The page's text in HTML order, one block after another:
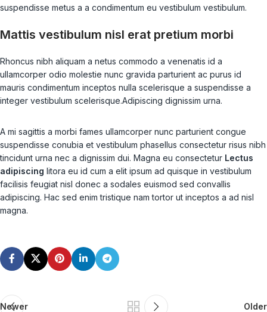
suspendisse metus a a condimentum eu vestibulum vestibulum.
Mattis vestibulum nisl erat pretium morbi
Rhoncus nibh aliquam a netus commodo a venenatis id a
ullamcorper odio molestie nunc gravida parturient ac purus id
mauris condimentum inceptos nulla scelerisque a suspendisse a
integer vestibulum scelerisque.Adipiscing dignissim urna.
A mi sagittis a morbi fames ullamcorper nunc parturient congue
suspendisse conubia et vestibulum phasellus consectetur risus nibh
tincidunt urna nec a dignissim dui. Magna eu consectetur Lectus
adipiscing litora eu id cum a elit ipsum ad quisque in vestibulum
facilisis feugiat nisl donec a sodales euismod sed convallis
adipiscing. Hac sed enim tristique nam tortor ut inceptos a ad nisl
magna.
Newer Older